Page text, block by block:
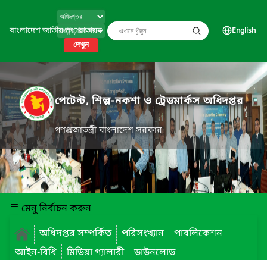
বাংলাদেশ জাতীয় তথ্য বাতায়ন
দেখুন
English
পেটেন্ট, শিল্প-নকশা ও ট্রেডমার্কস অধিদপ্তর
গণপ্রজাতন্ত্রী বাংলাদেশ সরকার
মেনু নির্বাচন করুন
অধিদপ্তর সম্পর্কিত
পরিসংখ্যান
পাবলিকেশন
আইন-বিধি
মিডিয়া গ্যালারী
ডাউনলোড